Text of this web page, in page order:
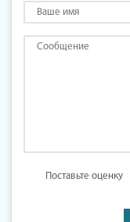
Поставьте оценку